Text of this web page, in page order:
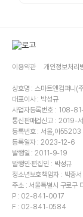
이용약관 개인정보처리
상호명 : 스마트앤컴퍼니(
대표이사 : 박성규
사업자등록번호 : 108-
통신판매업신고 : 2019-
등록번호 : 서울,아55203
등록일자 : 2023-12-6
발행일 : 2011-9-19
발행인·편집인 : 박성규
청소년보호책임자 : 박종서
주소 : 서울특별시 구로구
P : 02-841-0017
F : 02-841-0584